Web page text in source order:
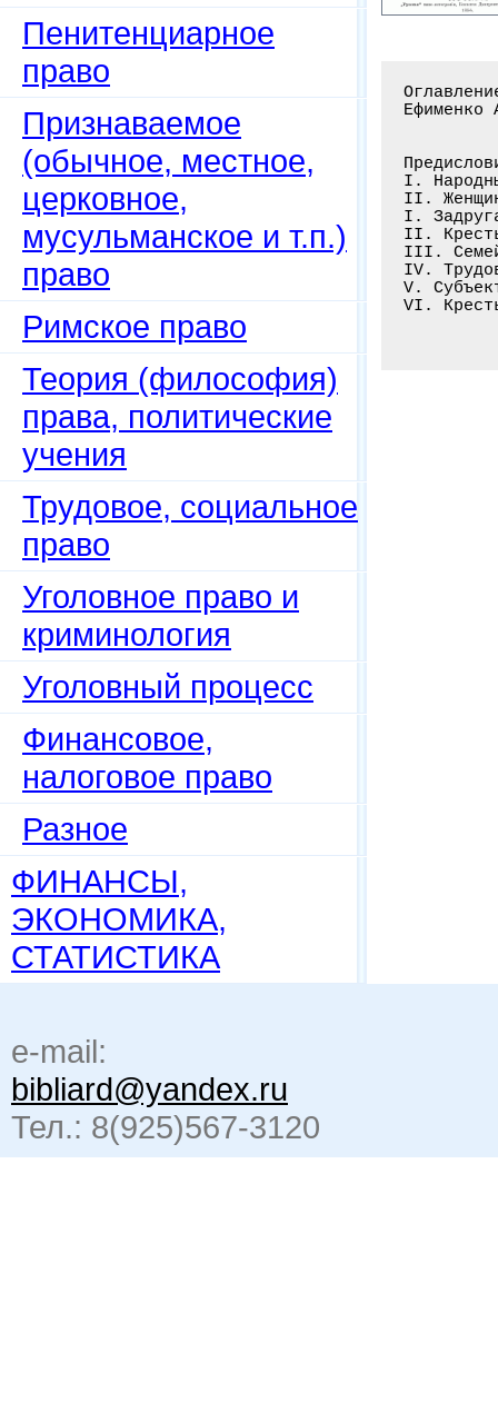
Пенитенциарное
право
Признаваемое
(обычное, местное,
церковное,
мусульманское и т.п.)
право
Римское право
Теория (философия)
права, политические
учения
Трудовое, социальное
право
Уголовное право и
криминология
Уголовный процесс
Финансовое,
налоговое право
Разное
ФИНАНСЫ,
ЭКОНОМИКА,
СТАТИСТИКА
I.
II.
I.
II.
III.
IV.
V.
VI.
e-mail:
bibliard@yandex.ru
Тел.: 8(925)567-3120